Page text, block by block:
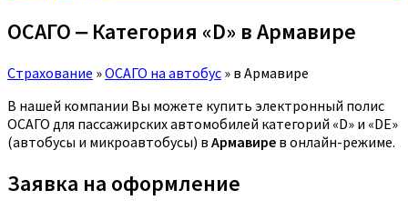
ОСАГО ‒ Категория «D» в Армавире
Страхование »ОСАГО на автобус » в Армавире
В нашей компании Вы можете купить электронный полис
ОСАГО для пассажирских автомобилей категорий «D» и «DE»
(автобусы и микроавтобусы) в Армавире в онлайн-режиме.
Заявка на оформление